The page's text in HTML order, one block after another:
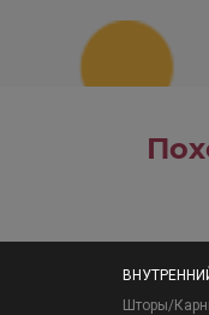
Шторы/